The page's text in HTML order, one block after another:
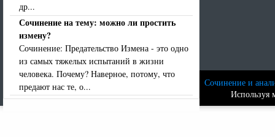
др...
Сочинение на тему: можно ли простить
измену?
Сочинение: Предательство Измена - это одно
из самых тяжелых испытаний в жизни
человека. Почему? Наверное, потому, что
предают нас те, о...
Сочинение и
Используя